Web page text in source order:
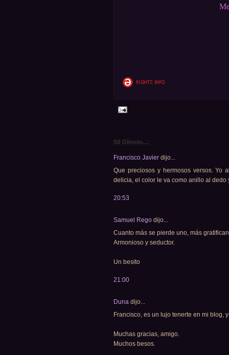
58 Dímelo...:
Francisco Javier dijo...
Que preciosos y hermosos versos. Yo
delicia, el color le va como anillo al
20:53
Samuel Rego dijo...
Cuanto más se pierde uno, más
Armonioso y seductor.
Un besito
21:00
Duna dijo...
Francisco, es un lujo tenerte en mi blog,
Muchas gracias, amigo.
Muchos besos.